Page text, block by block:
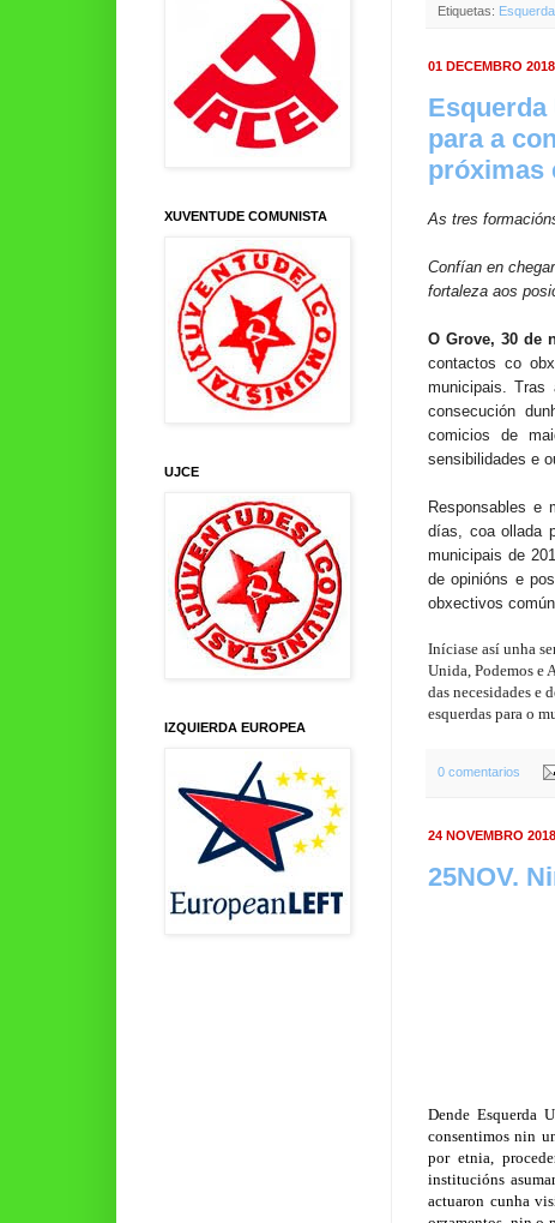
Etiquetas:
01 DECEMBRO 2018
para a
próximas
As tres
Confían en
fortaleza aos
O Grove, 30 de
contactos co
municipais. Tras
consecución
comicios de
sensibilidades e
Responsables e
días, coa ollada
municipais de
de opinións e
obxectivos
Iníciase así unha
Unida, Podemos e
das necesidades e
esquerdas para o
0 comentarios
24 NOVEMBRO 2018
25NOV.
Dende Esquerda
consentimos nin
por etnia,
institucións
actuaron cunha
XUVENTUDE COMUNISTA
UJCE
IZQUIERDA EUROPEA